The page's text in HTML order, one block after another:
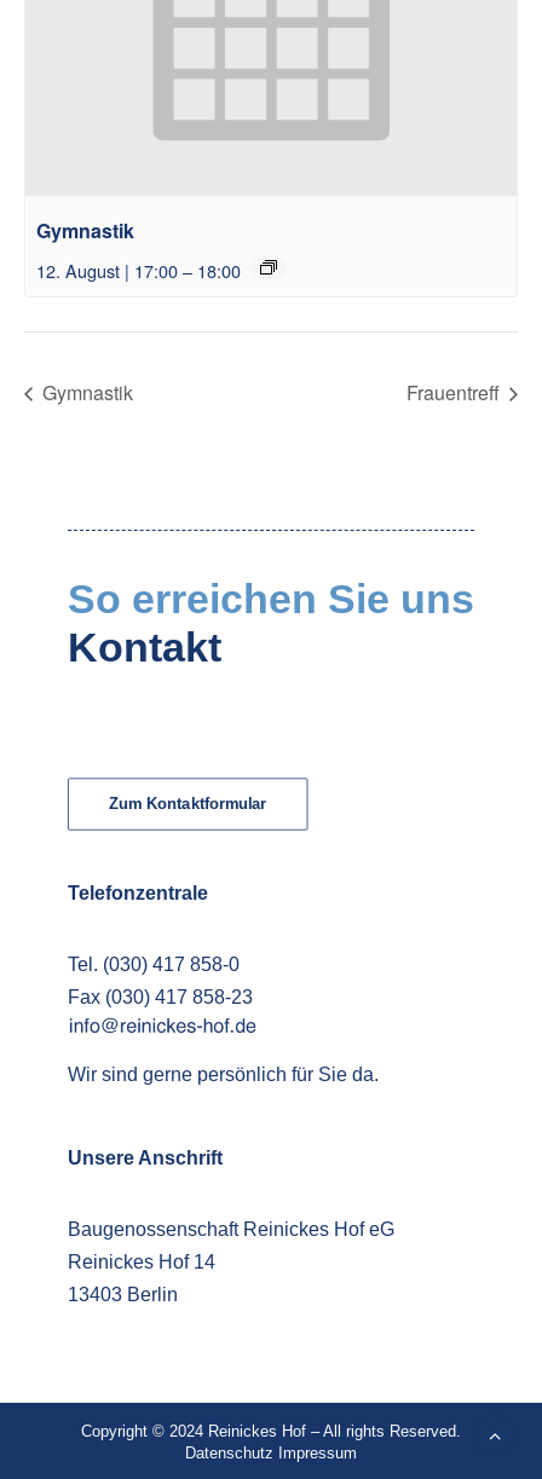
Gymnastik
12. August | 17:00– 18:00
Gymnastik Frauentreff
So erreichen Sie uns
Kontakt
Zum Kontaktformular
Telefonzentrale
Tel. (030) 417 858-0
Fax (030) 417 858-23
Wir sind gerne persönlich für Sie da.
Unsere Anschrift
Baugenossenschaft Reinickes Hof eG
Reinickes Hof 14
13403 Berlin
Copyright © 2024 Reinickes Hof – All rights Reserved.
Datenschutz Impressum